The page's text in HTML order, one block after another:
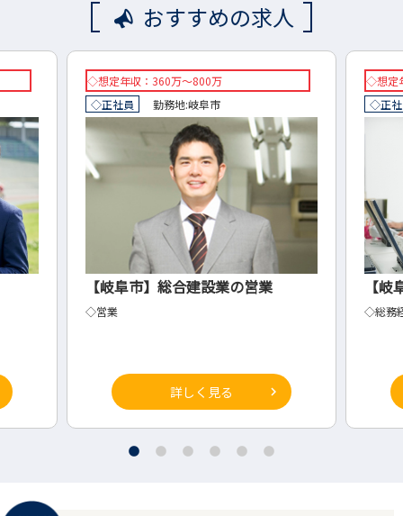
おすすめの求人
◇想定年収：360万～800万
◇正社員
勤務地:岐阜市
【岐阜市】総合建設業の営業
◇営業
詳しく見る
◇想定
◇正
【
◇総務